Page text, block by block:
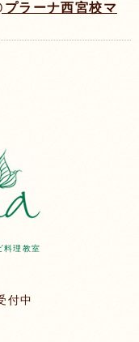
ラーナ西宮校マ
料理教室
付中